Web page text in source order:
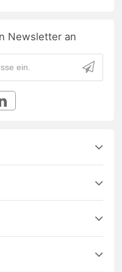
Newsletter an